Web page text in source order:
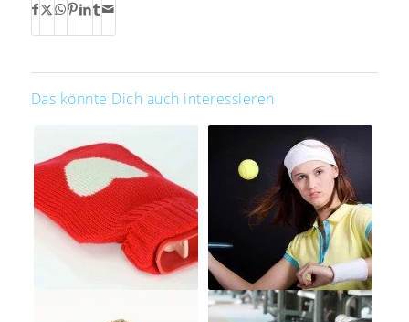
Das könnte Dich auch interessieren